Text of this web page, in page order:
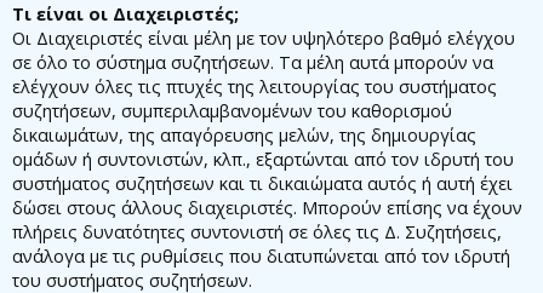
Τι είναι οι Διαχειριστές;
Οι Διαχειριστές είναι μέλη με τον υψηλότερο βαθμό ελέγχου
σε όλο το σύστημα συζητήσεων. Τα μέλη αυτά μπορούν να
ελέγχουν όλες τις πτυχές της λειτουργίας του συστήματος
συζητήσεων, συμπεριλαμβανομένων του καθορισμού
δικαιωμάτων, της απαγόρευσης μελών, της δημιουργίας
ομάδων ή συντονιστών, κλπ., εξαρτώνται από τον ιδρυτή του
συστήματος συζητήσεων και τι δικαιώματα αυτός ή αυτή έχει
δώσει στους άλλους διαχειριστές. Μπορούν επίσης να έχουν
πλήρεις δυνατότητες συντονιστή σε όλες τις Δ. Συζητήσεις,
ανάλογα με τις ρυθμίσεις που διατυπώνεται από τον ιδρυτή
του συστήματος συζητήσεων.